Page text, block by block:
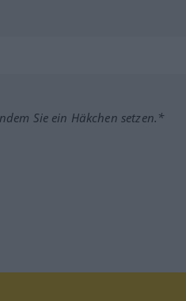
Sie ein Häkchen setzen.*